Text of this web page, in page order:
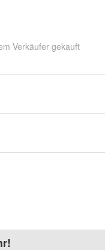
Verkäufer gekauft